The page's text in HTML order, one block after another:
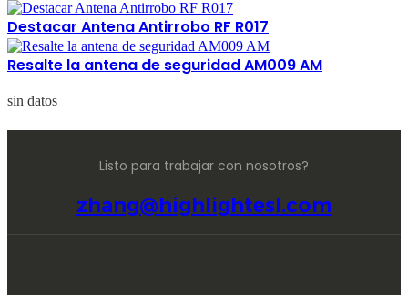
Destacar Antena Antirrobo RF R017
Resalte la antena de seguridad AM009 AM
sin datos
Listo para trabajar con nosotros?
zhang@highlightesl.com